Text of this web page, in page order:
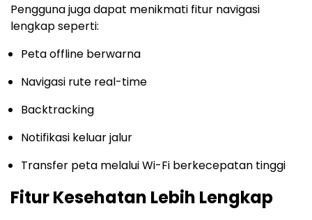
Pengguna juga dapat menikmati fitur navigasi
lengkap seperti:
Peta offline berwarna
Navigasi rute real-time
Backtracking
Notifikasi keluar jalur
Transfer peta melalui Wi-Fi berkecepatan tinggi
Fitur Kesehatan Lebih Lengkap